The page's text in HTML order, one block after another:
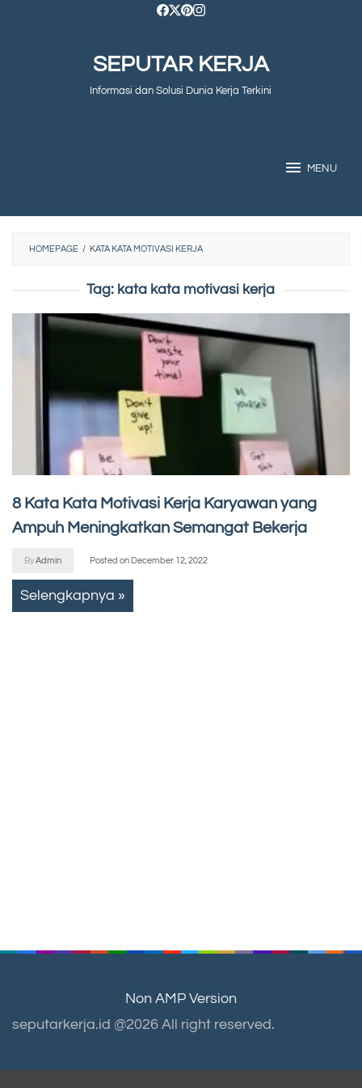
SEPUTAR KERJA
Informasi dan Solusi Dunia Kerja Terkini
MENU
HOMEPAGE / KATA KATA MOTIVASI KERJA
Tag: kata kata motivasi kerja
8 Kata Kata Motivasi Kerja Karyawan yang
Ampuh Meningkatkan Semangat Bekerja
ByAdmin Posted on December 12, 2022
Selengkapnya »
Non AMP Version
seputarkerja.id @2026 All right reserved.